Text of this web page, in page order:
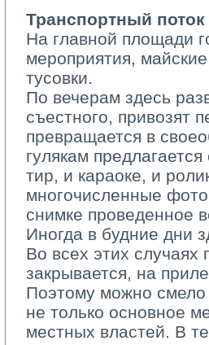
Транспортный поток
На главной площади
мероприятия,
тусовки.
По вечерам здесь
съестного, привозят
превращается в
гулякам
тир, и караоке, и
многочисленные
снимке проведенное
Иногда в будние дни
Во всех этих случаях
закрывается, на
Поэтому можно смело
не только основное
местных властей. В